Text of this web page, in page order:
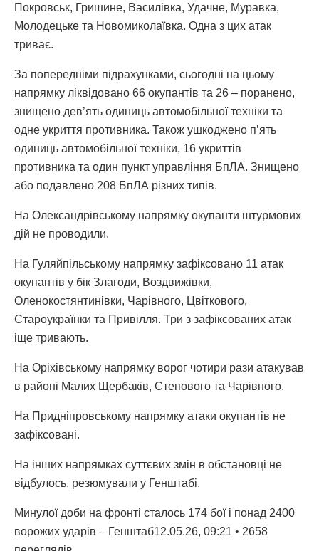
Покровськ, Гришине, Василівка, Удачне, Муравка,
Молодецьке та Новомиколаївка. Одна з цих атак
триває.
За попередніми підрахунками, сьогодні на цьому
напрямку ліквідовано 66 окупантів та 26 – поранено,
знищено дев’ять одиниць автомобільної техніки та
одне укриття противника. Також ушкоджено п’ять
одиниць автомобільної техніки, 16 укриттів
противника та один пункт управління БпЛА. Знищено
або подавлено 208 БпЛА різних типів.
На Олександрівському напрямку окупанти штурмових
дій не проводили.
На Гуляйпільському напрямку зафіксовано 11 атак
окупантів у бік Злагоди, Воздвижівки,
Оленокостянтинівки, Чарівного, Цвіткового,
Староукраїнки та Привілля. Три з зафіксованих атак
іще тривають.
На Оріхівському напрямку ворог чотири рази атакував
в районі Малих Щербаків, Степового та Чарівного.
На Придніпровському напрямку атаки окупантів не
зафіксовані.
На інших напрямках суттєвих змін в обстановці не
відбулось, резюмували у Генштабі.
Минулої доби на фронті сталось 174 бої і понад 2400
ворожих ударів – Генштаб12.05.26, 09:21 • 2658